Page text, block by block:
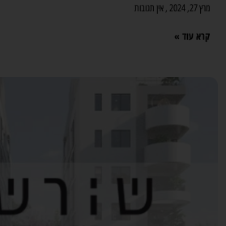
מרץ 27, 2024 אין תגובות
קרא עוד »